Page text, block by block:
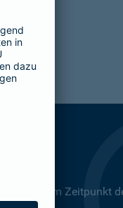
kann zum Zeitpunkt